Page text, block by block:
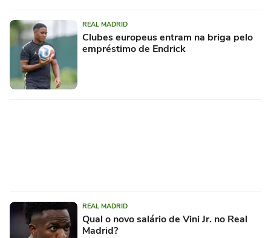
REAL MADRID
Clubes europeus entram na briga pelo
empréstimo de Endrick
REAL MADRID
Qual o novo salário de Vini Jr. no Real
Madrid?